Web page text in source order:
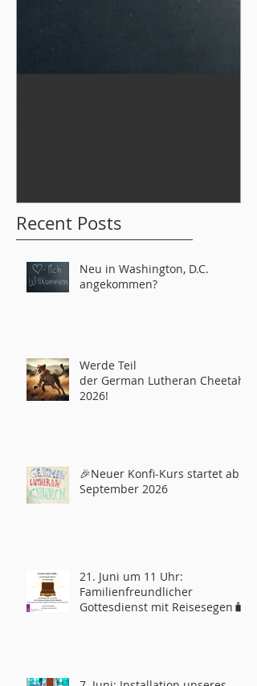
Recent Posts
Neu in Washington, D.C.
angekommen?
Werde Teil
der German Lutheran Cheetahs
2026!
🎉Neuer Konfi-Kurs startet ab
September 2026
21. Juni um 11 Uhr:
Familienfreundlicher
Gottesdienst mit Reisesegen🧳